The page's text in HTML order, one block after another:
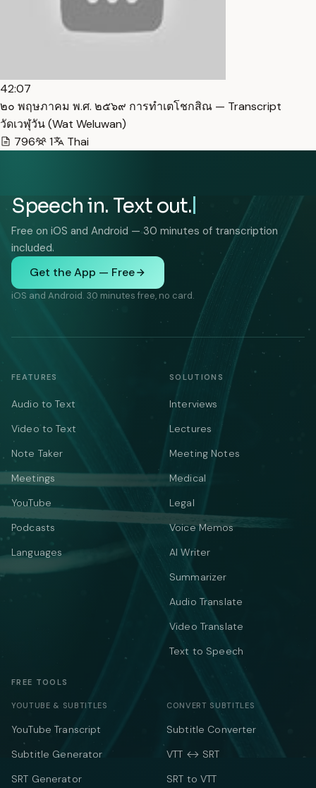
42:07
๒๐ พฤษภาคม พ.ศ. ๒๕๖๙ การทำเตโชกสิณ — Transcript
วัดเวฬุวัน (Wat Weluwan)
796
1 Thai
Speech in. Text out.
Free on iOS and Android — 30 minutes of transcription
included.
Get the App — Free
iOS and Android. 30 minutes free, no card.
FEATURES
Audio to Text
Video to Text
Note Taker
Meetings
YouTube
Podcasts
Languages
SOLUTIONS
Interviews
Lectures
Meeting Notes
Medical
Legal
Voice Memos
AI Writer
Summarizer
Audio Translate
Video Translate
Text to Speech
FREE TOOLS
YOUTUBE & SUBTITLES
YouTube Transcript
Subtitle Generator
SRT Generator
CONVERT SUBTITLES
Subtitle Converter
VTT ↔ SRT
SRT to VTT